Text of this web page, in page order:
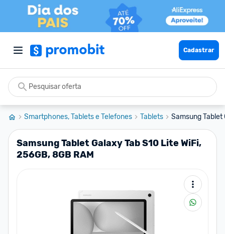
Cadastrar
Smartphones, Tablets e Telefones Tablets Samsung Tablet
Samsung Tablet Galaxy Tab S10 Lite WiFi,
256GB, 8GB RAM